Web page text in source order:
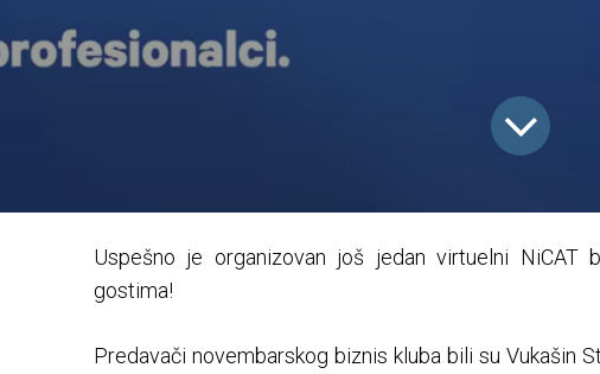
Uspešno je organizovan još jedan virtuelni NiCAT
gostima!
Predavači novembarskog biznis kluba bili su Vukašin